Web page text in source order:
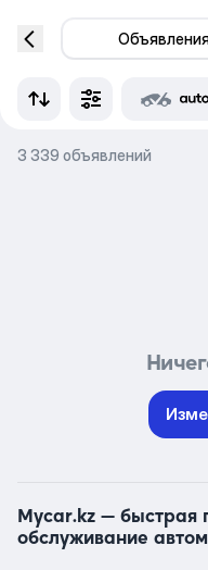
3 339 объявлений
Mycar.kz — быстрая
обслуживание